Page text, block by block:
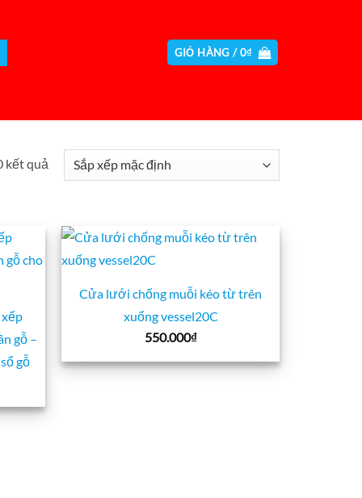
GIỎ HÀNG /0₫
kết quả
gỗ –
gỗ
Cửa lưới chống muỗi kéo từ trên
xuống vessel20C
550.000₫